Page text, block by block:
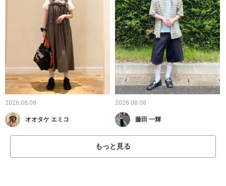
2026.08.08
オオタケ エミコ
2026.08.08
藤田 一輝
もっと見る